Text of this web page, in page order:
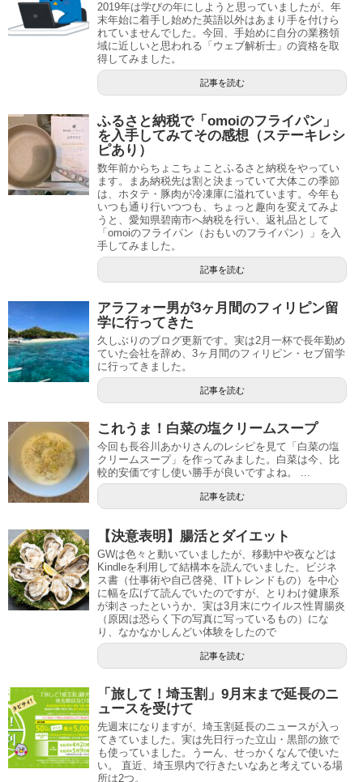
2019年は学びの年にしようと思っていましたが、年
末年始に着手し始めた英語以外はあまり手を付けら
れていませんでした。今回、手始めに自分の業務領
域に近しいと思われる「ウェブ解析士」の資格を取
得してみました。
記事を読む
ふるさと納税で「omoiのフライパン」
を入手してみてその感想（ステーキレシ
ピあり）
数年前からちょこちょことふるさと納税をやってい
ます。まあ納税先は割と決まっていて大体この季節
は、ホタテ・豚肉が冷凍庫に溢れています。今年も
いつも通り行いつつも、ちょっと趣向を変えてみよ
うと、愛知県碧南市へ納税を行い、返礼品として
「omoiのフライパン（おもいのフライパン）」を入
手してみました。
記事を読む
アラフォー男が3ヶ月間のフィリピン留
学に行ってきた
久しぶりのブログ更新です。実は2月一杯で長年勤め
ていた会社を辞め、3ヶ月間のフィリピン・セブ留学
に行ってきました。
記事を読む
これうま！白菜の塩クリームスープ
今回も長谷川あかりさんのレシピを見て「白菜の塩
クリームスープ」を作ってみました。白菜は今、比
較的安価ですし使い勝手が良いですよね。 ...
記事を読む
【決意表明】腸活とダイエット
GWは色々と動いていましたが、移動中や夜などは
Kindleを利用して結構本を読んでいました。ビジネ
ス書（仕事術や自己啓発、ITトレンドもの）を中心
に幅を広げて読んでいたのですが、とりわけ健康系
が刺さったというか、実は3月末にウイルス性胃腸炎
（原因は恐らく下の写真に写っているもの）にな
り、なかなかしんどい体験をしたので
記事を読む
「旅して！埼玉割」9月末まで延長のニ
ュースを受けて
先週末になりますが、埼玉割延長のニュースが入っ
てきていました。実は先日行った立山・黒部の旅で
も使っていました。うーん、せっかくなんで使いた
い。 直近、埼玉県内で行きたいなあと考えている場
所は2つ。